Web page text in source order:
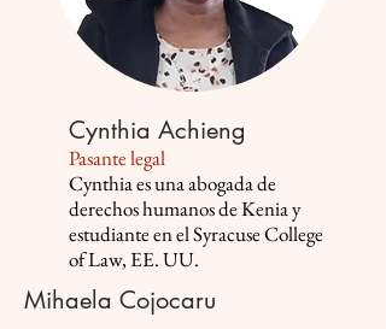
Cynthia Achieng
Pasante legal
Cynthia es una abogada de
derechos humanos de Kenia y
estudiante en el Syracuse College
of Law, EE. UU.
Mihaela Cojocaru